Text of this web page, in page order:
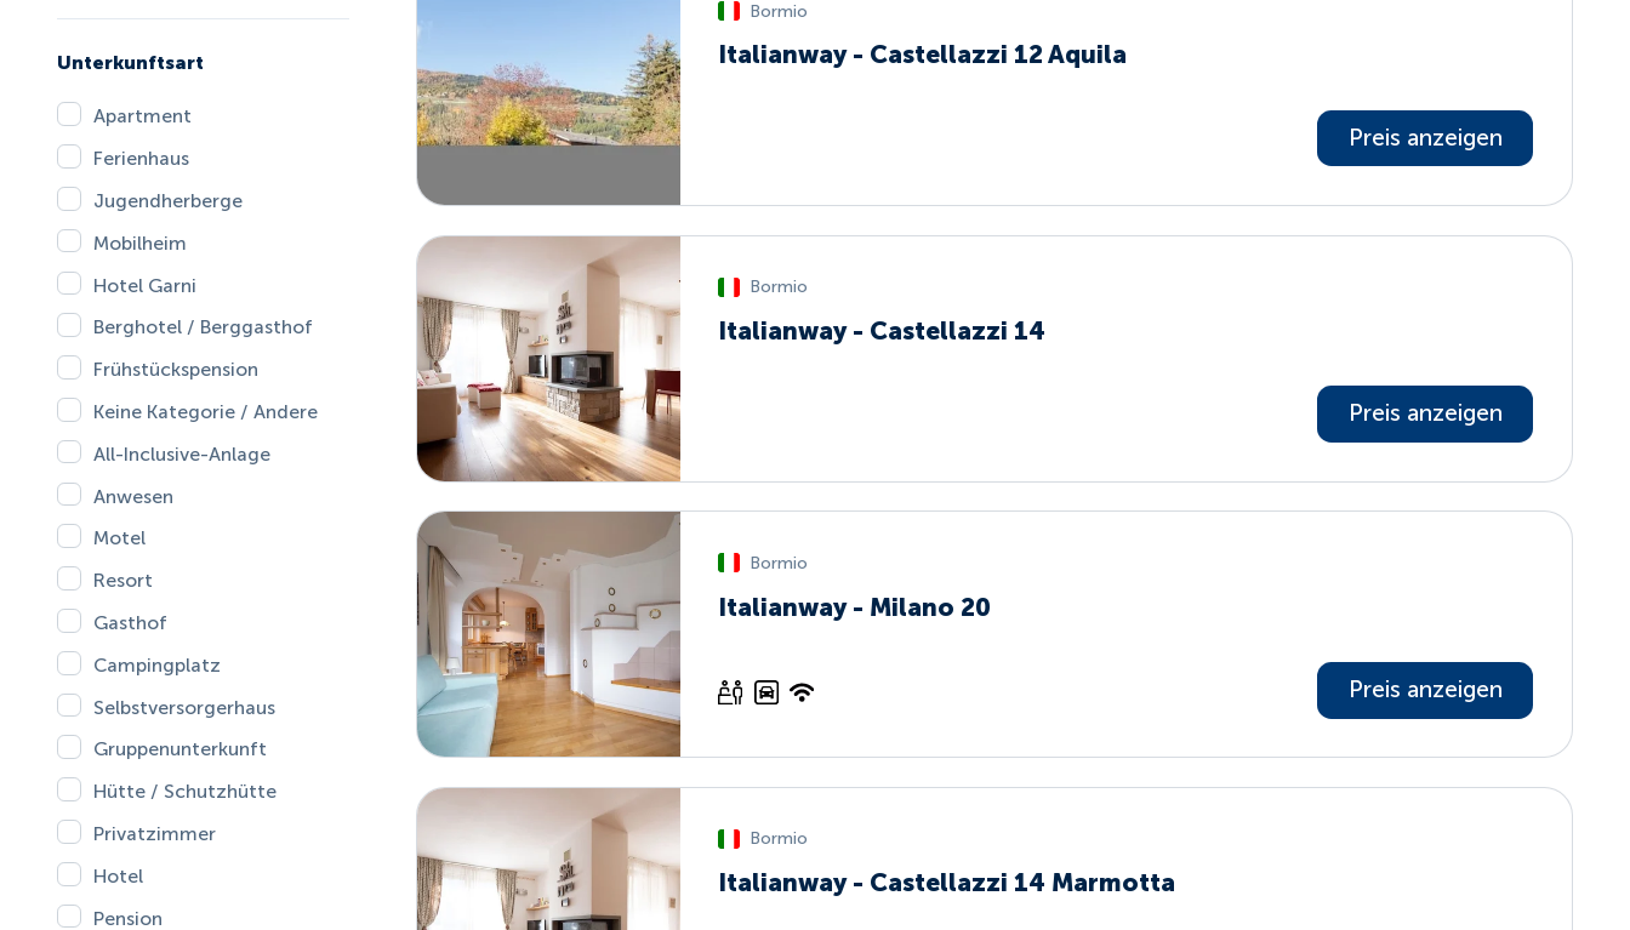
Unterkunftsart
Apartment
Ferienhaus
Jugendherberge
Mobilheim
Hotel Garni
Berghotel / Berggasthof
Frühstückspension
Keine Kategorie / Andere
All-Inclusive-Anlage
Anwesen
Motel
Resort
Gasthof
Campingplatz
Selbstversorgerhaus
Gruppenunterkunft
Hütte / Schutzhütte
Privatzimmer
Hotel
Pension
Bormio
Italianway - Castellazzi 12 Aquila
Preis anzeigen
Bormio
Italianway - Castellazzi 14
Preis anzeigen
Bormio
Italianway - Milano 20
Preis anzeigen
Bormio
Italianway - Castellazzi 14 Marmotta